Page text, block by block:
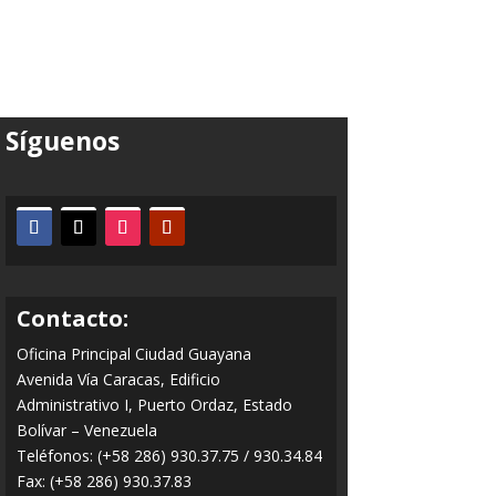
Síguenos
Contacto:
Oficina Principal Ciudad Guayana
Avenida Vía Caracas, Edificio
Administrativo I, Puerto Ordaz, Estado
Bolívar – Venezuela
Teléfonos: (+58 286) 930.37.75 / 930.34.84
Fax: (+58 286) 930.37.83